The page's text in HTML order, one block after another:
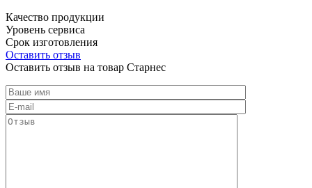
Качество продукции
Уровень сервиса
Срок изготовления
Оставить отзыв
Оставить отзыв на товар Старнес